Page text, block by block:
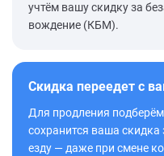
учтём вашу скидку за
вождение (КБМ).
Скидка переедет с
Для продления
сохранится ваша
езду — даже при смене